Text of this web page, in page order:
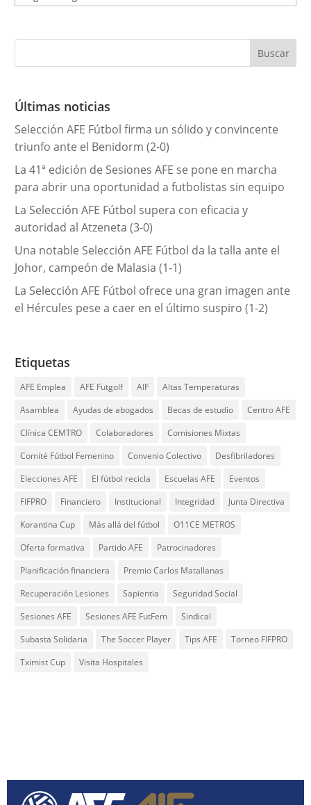
g
r
a
s
Últimas noticias
Selección AFE Fútbol firma un sólido y convincente
triunfo ante el Benidorm (2-0)
La 41ª edición de Sesiones AFE se pone en marcha
para abrir una oportunidad a futbolistas sin equipo
La Selección AFE Fútbol supera con eficacia y
autoridad al Atzeneta (3-0)
Una notable Selección AFE Fútbol da la talla ante el
Johor, campeón de Malasia (1-1)
La Selección AFE Fútbol ofrece una gran imagen ante
el Hércules pese a caer en el último suspiro (1-2)
Etiquetas
AFE Emplea AFE Futgolf AIF
Altas Temperaturas
Asamblea
Ayudas de abogados Becas de estudio
Centro AFE
Clínica CEMTRO
Colaboradores
Comisiones Mixtas
Comité Fútbol Femenino
Convenio Colectivo
Desfibriladores
Elecciones AFE
El fútbol recicla Escuelas AFE
Eventos
FIFPRO
Financiero Institucional Integridad
Junta Directiva
Korantina Cup
Más allá del fútbol
O11CE METROS
Oferta formativa
Partido AFE
Patrocinadores
Planificación financiera
Premio Carlos Matallanas
Recuperación Lesiones
Sapientia
Seguridad Social
Sesiones AFE
Sesiones AFE FutFem
Sindical
Subasta Solidaria
The Soccer Player Tips AFE
Torneo FIFPRO
Tximist Cup
Visita Hospitales